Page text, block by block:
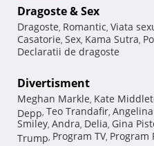
Dragoste & Sex
Dragoste, Romantic, Viata
Casatorie, Sex, Kama Sutra,
Declaratii de dragoste
Divertisment
Meghan Markle, Kate
Depp, Teo Trandafir, Angelina
Smiley, Andra, Delia, Gina
Trump, Program TV, Program